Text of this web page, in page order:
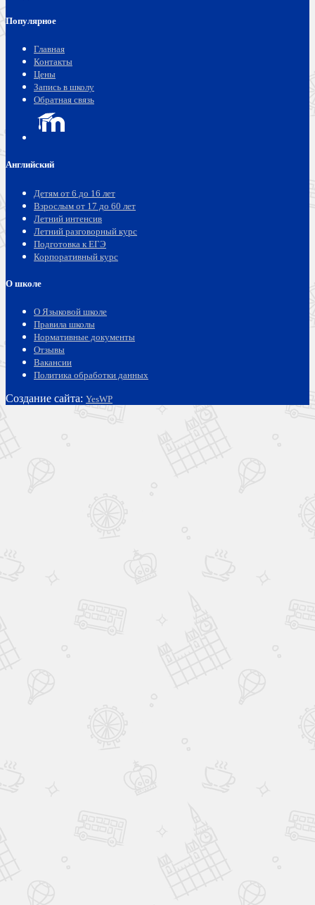
Популярное
Главная
Контакты
Цены
Запись в школу
Обратная связь
Английский
Детям от 6 до 16 лет
Взрослым от 17 до 60 лет
Летний интенсив
Летний разговорный курс
Подготовка к ЕГЭ
Корпоративный курс
О школе
О Языковой школе
Правила школы
Нормативные документы
Отзывы
Вакансии
Политика обработки данных
Создание сайта: YesWP